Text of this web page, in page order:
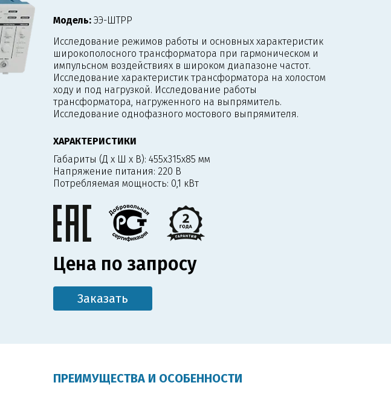
Модель:ЭЭ-ШТРР
Исследование режимов работы и основных характеристик
широкополосного трансформатора при гармоническом и
импульсном воздействиях в широком диапазоне частот.
Исследование характеристик трансформатора на холостом
ходу и под нагрузкой. Исследование работы
трансформатора, нагруженного на выпрямитель.
Исследование однофазного мостового выпрямителя.
ХАРАКТЕРИСТИКИ
Габариты (Д х Ш х В): 455x315х85 мм
Напряжение питания: 220 В
Потребляемая мощность: 0,1 кВт
Цена по запросу
Заказать
ПРЕИМУЩЕСТВА И ОСОБЕННОСТИ